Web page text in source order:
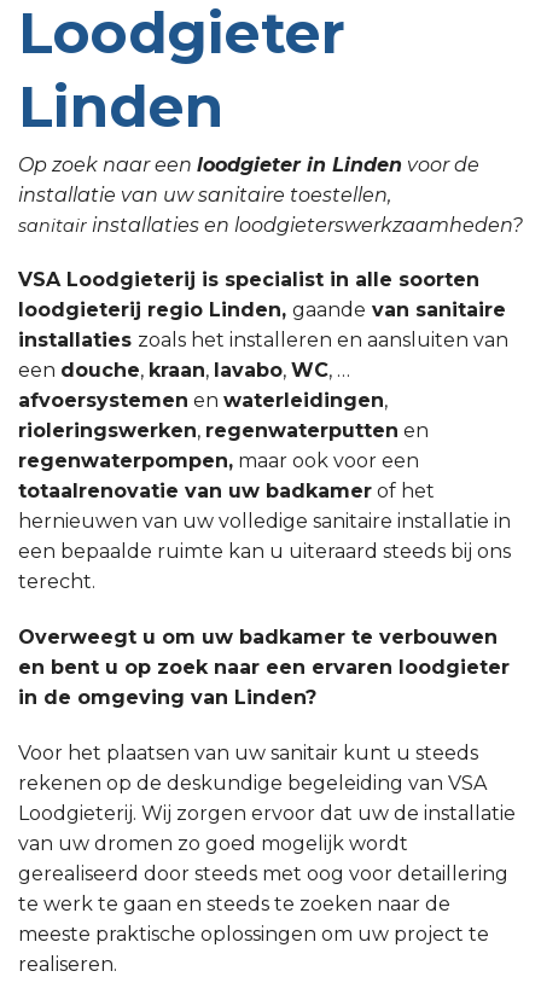
Loodgieter
Linden
Op zoek naar een loodgieter in Linden voor de
installatie van uw sanitaire toestellen,
sanitair installaties en loodgieterswerkzaamheden?
VSA Loodgieterij is specialist in alle soorten
loodgieterij regio Linden, gaande van sanitaire
installaties zoals het installeren en aansluiten van
een douche, kraan, lavabo, WC, …
afvoersystemen en waterleidingen,
rioleringswerken, regenwaterputten en
regenwaterpompen, maar ook voor een
totaalrenovatie van uw badkamer of het
hernieuwen van uw volledige sanitaire installatie in
een bepaalde ruimte kan u uiteraard steeds bij ons
terecht.
Overweegt u om uw badkamer te verbouwen
en bent u op zoek naar een ervaren loodgieter
in de omgeving van Linden?
Voor het plaatsen van uw sanitair kunt u steeds
rekenen op de deskundige begeleiding van VSA
Loodgieterij. Wij zorgen ervoor dat uw de installatie
van uw dromen zo goed mogelijk wordt
gerealiseerd door steeds met oog voor detaillering
te werk te gaan en steeds te zoeken naar de
meeste praktische oplossingen om uw project te
realiseren.